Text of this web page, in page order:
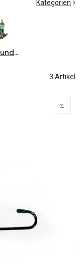
Kategorien
Profi-Rundballenheunetz
3 Artikel